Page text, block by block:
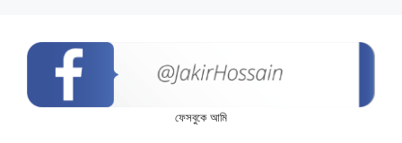
ফেসবুকে আমি